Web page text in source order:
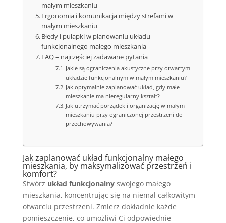
małym mieszkaniu
Ergonomia i komunikacja między strefami w
małym mieszkaniu
Błędy i pułapki w planowaniu układu
funkcjonalnego małego mieszkania
FAQ – najczęściej zadawane pytania
Jakie są ograniczenia akustyczne przy otwartym
układzie funkcjonalnym w małym mieszkaniu?
Jak optymalnie zaplanować układ, gdy małe
mieszkanie ma nieregularny kształt?
Jak utrzymać porządek i organizację w małym
mieszkaniu przy ograniczonej przestrzeni do
przechowywania?
Jak zaplanować układ funkcjonalny małego
mieszkania, by maksymalizować przestrzeń i
komfort?
Stwórz układ funkcjonalnyswojego małego
mieszkania, koncentrując się na niemal całkowitym
otwarciu przestrzeni. Zmierz dokładnie każde
pomieszczenie, co umożliwi Ci odpowiednie